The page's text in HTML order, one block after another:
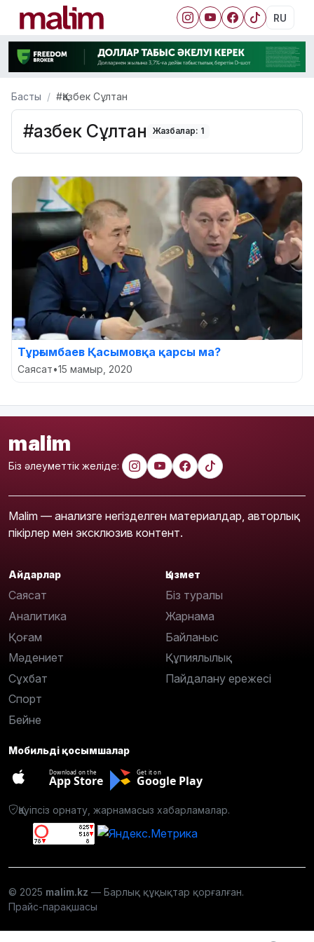
RU
Басты #Қазбек Сұлтан
#Қазбек Сұлтан Жазбалар: 1
Тұрғымбаев Қасымовқа қарсы ма?
Саясат•15 мамыр, 2020
malim
Біз әлеуметтік желіде:
Malim — анализге негізделген материалдар, авторлық
пікірлер мен эксклюзив контент.
Айдарлар
Саясат
Аналитика
Қоғам
Мәдениет
Сұхбат
Спорт
Бейне
Қызмет
Біз туралы
Жарнама
Байланыс
Құпиялылық
Пайдалану ережесі
Мобильді қосымшалар
Download on the
App Store
Get it on
Google Play
Қауіпсіз орнату, жарнамасыз хабарламалар.
© 2025 malim.kz — Барлық құқықтар қорғалған.
Прайс-парақшасы